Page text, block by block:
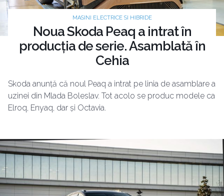
MASINI ELECTRICE SI HIBRIDE
Noua Skoda Peaq a intrat în
producția de serie. Asamblată în
Cehia
Skoda anunță că noul Peaq a intrat pe linia de asamblare a
uzinei din Mlada Boleslav. Tot acolo se produc modele ca
Elroq, Enyaq, dar și Octavia.